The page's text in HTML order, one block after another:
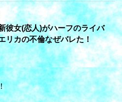
彼女(恋人)がハーフのライバ
リカの不倫なぜバレた！